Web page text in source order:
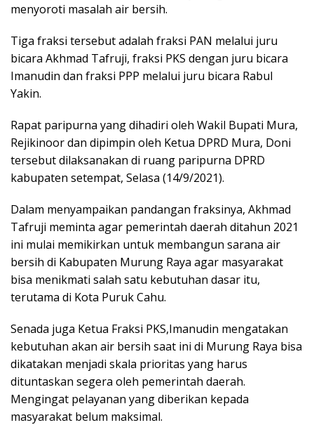
menyoroti masalah air bersih.
Tiga fraksi tersebut adalah fraksi PAN melalui juru
bicara Akhmad Tafruji, fraksi PKS dengan juru bicara
Imanudin dan fraksi PPP melalui juru bicara Rabul
Yakin.
Rapat paripurna yang dihadiri oleh Wakil Bupati Mura,
Rejikinoor dan dipimpin oleh Ketua DPRD Mura, Doni
tersebut dilaksanakan di ruang paripurna DPRD
kabupaten setempat, Selasa (14/9/2021).
Dalam menyampaikan pandangan fraksinya, Akhmad
Tafruji meminta agar pemerintah daerah ditahun 2021
ini mulai memikirkan untuk membangun sarana air
bersih di Kabupaten Murung Raya agar masyarakat
bisa menikmati salah satu kebutuhan dasar itu,
terutama di Kota Puruk Cahu.
Senada juga Ketua Fraksi PKS,Imanudin mengatakan
kebutuhan akan air bersih saat ini di Murung Raya bisa
dikatakan menjadi skala prioritas yang harus
dituntaskan segera oleh pemerintah daerah.
Mengingat pelayanan yang diberikan kepada
masyarakat belum maksimal.